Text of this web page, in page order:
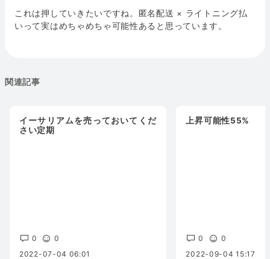
これは押していきたいですね。匿名配送 × ライトニング払
いって実はめちゃめちゃ可能性あると思っています。
関連記事
イーサリアムを売っておいてくだ
さい定期
0
0
2022-07-04 06:01
上昇可能性55%
0
0
2022-09-04 15:17